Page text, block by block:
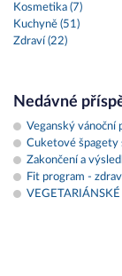
Kosmetika (7)
Kuchyně (51)
Zdraví (22)
Nedávné
Veganský vánoční
Cuketové špagety
Zakončení a
Fit program -